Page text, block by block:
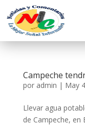
Campeche
por admin | May
Llevar agua
de Campeche, en